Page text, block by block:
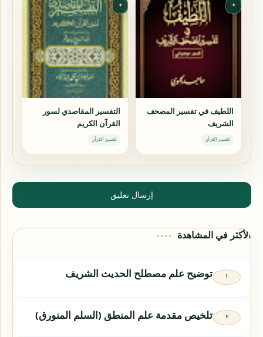
✦
اللطيف في تفسير المصحف
الشريف
تفسير القرآن
✦
التفسير المقاصدي لسور
القرآن الكريم
تفسير القرآن
إرسال تعليق
الأكثر في المشاهدة
توضيح علم مصطلح الحديث الشريف
تلخيص مقدمة علم المنطق (السلم المنورق)